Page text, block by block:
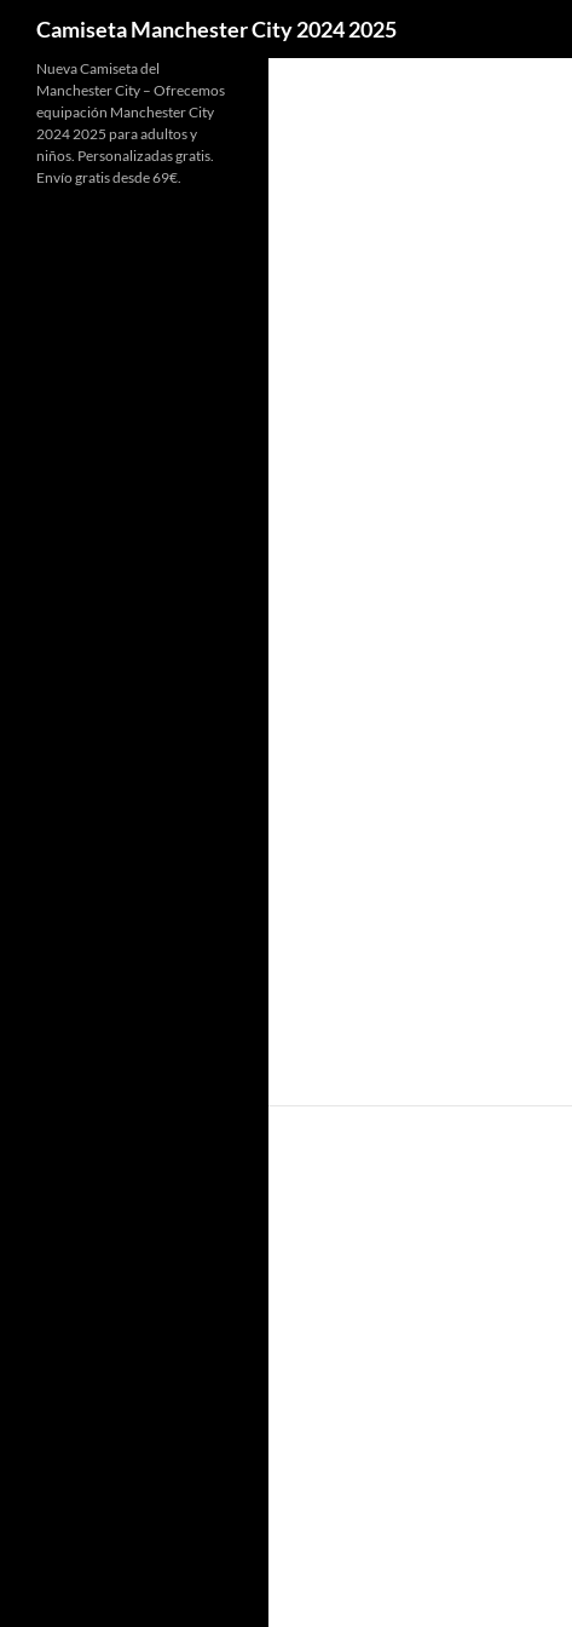
Camiseta Manchester City 2024 2025
Nueva Camiseta del
Manchester City – Ofrecemos
equipación Manchester City
2024 2025 para adultos y
niños. Personalizadas gratis.
Envío gratis desde 69€.